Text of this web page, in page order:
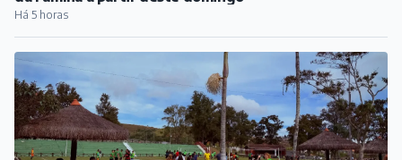
Há 5 horas